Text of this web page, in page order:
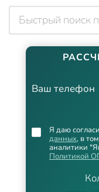
Ваш телефон
Я даю
данных, в
аналитики
Политикой